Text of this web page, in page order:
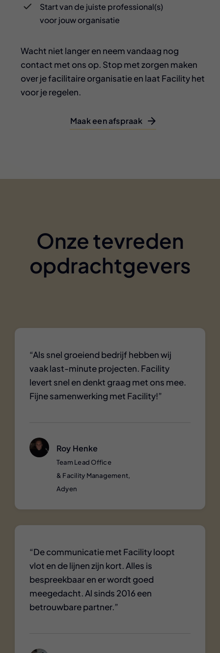
Start van de juiste professional(s)
voor jouw organisatie
Wacht niet langer en neem vandaag nog
contact met ons op. Stop met zorgen maken
over je facilitaire organisatie en laat Facility het
voor je regelen.
Maak een afspraak
Onze tevreden
opdrachtgevers
“Als snel groeiend bedrijf hebben wij
vaak last-minute projecten. Facility
levert snel en denkt graag met ons mee.
Fijne samenwerking met Facility!”
Roy Henke
Team Lead Office
& Facility Management,
Adyen
“De communicatie met Facility loopt
vlot en de lijnen zijn kort. Alles is
bespreekbaar en er wordt goed
meegedacht. Al sinds 2016 een
betrouwbare partner.”